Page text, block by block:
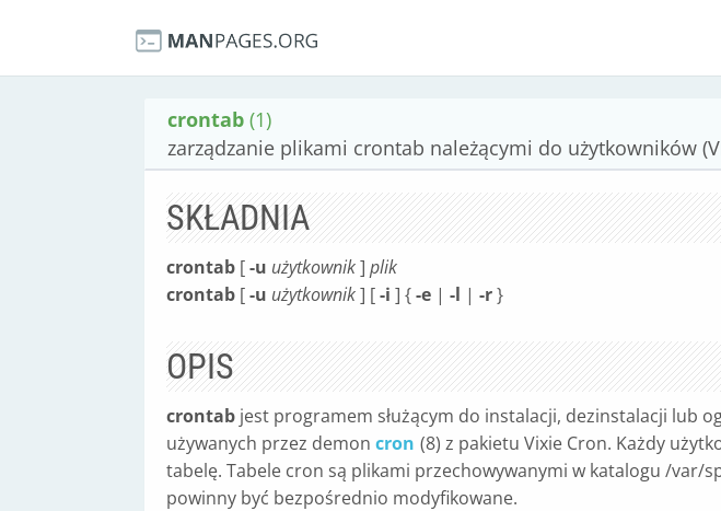
crontab (1)
zarządzanie plikami crontab należącymi do użytkowników
SKŁADNIA
crontab [-u użytkownik] plik
crontab [-u użytkownik] [-i ] {-e | -l | -r}
OPIS
crontab jest programem służącym do instalacji, dezinstalacji lub
używanych przez demon cron (8) z pakietu Vixie Cron. Każdy
tabelę. Tabele cron są plikami przechowywanymi w katalogu /var/
powinny być bezpośrednio modyfikowane.